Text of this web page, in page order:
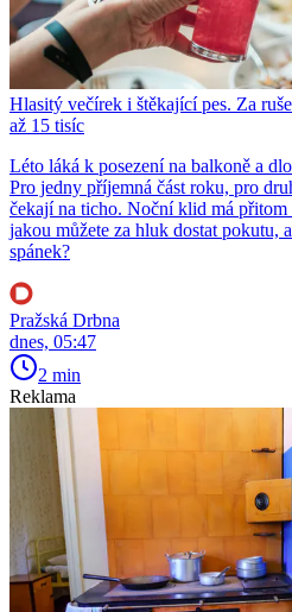
Hlasitý večírek i štěkající pes. Za
až 15 tisíc
Léto láká k posezení na balkoně a
Pro jedny příjemná část roku, pro
čekají na ticho. Noční klid má
jakou můžete za hluk dostat pokutu,
spánek?
Pražská Drbna
dnes, 05:47
2 min
Reklama